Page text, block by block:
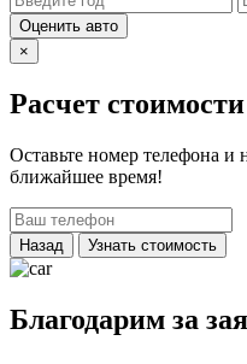
Оценить авто
×
Расчет
Оставьте номер телефона и
ближайшее время!
Назад Узнать стоимость
Благодарим за